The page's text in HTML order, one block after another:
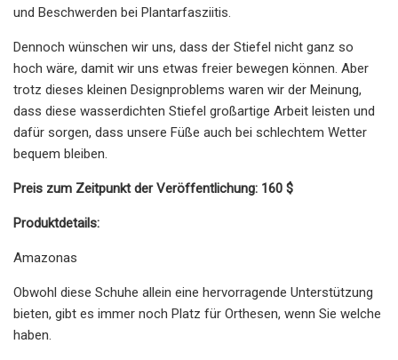
und Beschwerden bei Plantarfasziitis.
Dennoch wünschen wir uns, dass der Stiefel nicht ganz so
hoch wäre, damit wir uns etwas freier bewegen können. Aber
trotz dieses kleinen Designproblems waren wir der Meinung,
dass diese wasserdichten Stiefel großartige Arbeit leisten und
dafür sorgen, dass unsere Füße auch bei schlechtem Wetter
bequem bleiben.
Preis zum Zeitpunkt der Veröffentlichung: 160 $
Produktdetails:
Amazonas
Obwohl diese Schuhe allein eine hervorragende Unterstützung
bieten, gibt es immer noch Platz für Orthesen, wenn Sie welche
haben.